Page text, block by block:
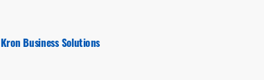
Kron Business Solutions